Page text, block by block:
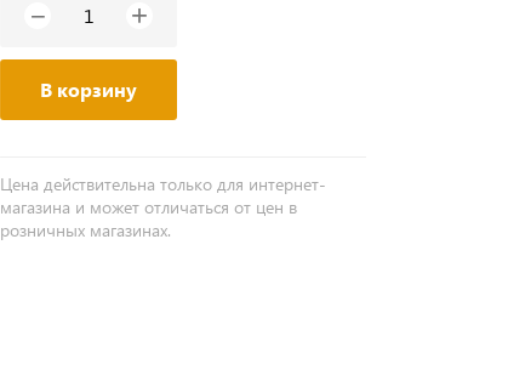
− +
В корзину
Цена действительна только для интернет-
магазина и может отличаться от цен в
розничных магазинах.